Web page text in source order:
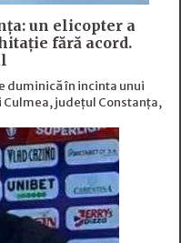
un elicopter a
fără acord.
duminică în incinta unui
județul Constanța,